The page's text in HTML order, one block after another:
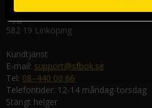
Nygatan 20
582 19 Linköping
Kundtjänst
E-mail: support@sfbok.se
Tel: 08–440 00 66
Telefontider: 12-14 måndag-torsdag
Stängt helger